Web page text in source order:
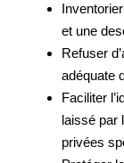
et une
Refuser
adéquate
Faciliter
laissé par
privées